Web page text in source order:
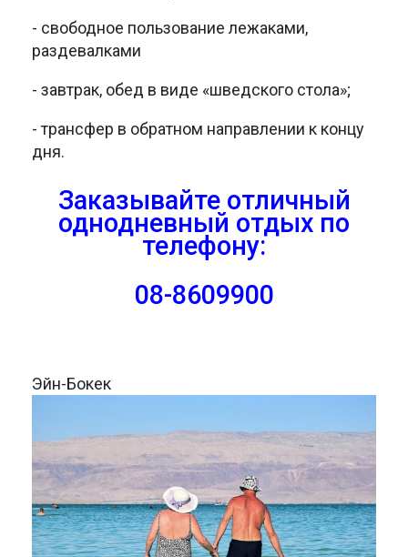
- свободное пользование лежаками,
раздевалками
- завтрак, обед в виде «шведского стола»;
- трансфер в обратном направлении к концу
дня.
Заказывайте отличный
однодневный отдых по
телефону:
08-8609900
Эйн-Бокек